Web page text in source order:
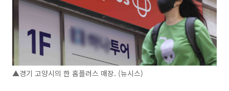
▲경기 고양시의 한 홈플러스 매장. (뉴시스)